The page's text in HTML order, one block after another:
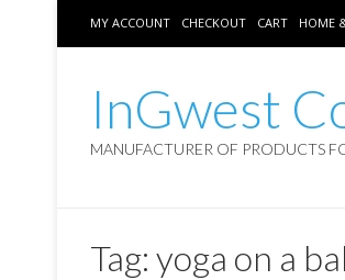
MY ACCOUNT CHECKOUT CART HOME
InGwest
MANUFACTURER OF PRODUCTS
Tag: yoga on a